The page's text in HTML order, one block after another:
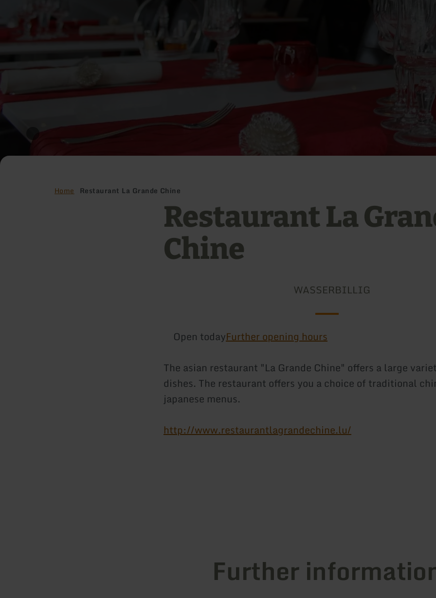
Home Restaurant La Grande Chine
Restaurant La
Chine
WASSERBILLIG
Open todayFurther opening hours
The asian restaurant "La Grande Chine" offers a large
dishes. The restaurant offers you a choice of traditional
japanese menus.
http://www.restaurantlagrandechine.lu/
Further